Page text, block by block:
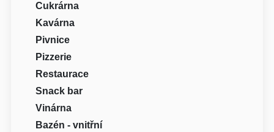
Cukrárna
Kavárna
Pivnice
Pizzerie
Restaurace
Snack bar
Vinárna
Bazén - vnitřní